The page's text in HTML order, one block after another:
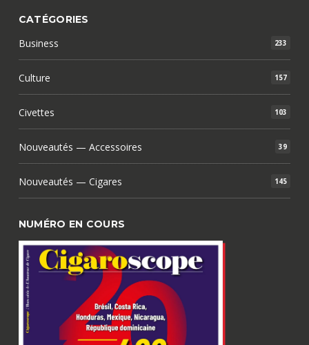
CATÉGORIES
Business 233
Culture 157
Civettes 103
Nouveautés — Accessoires 39
Nouveautés — Cigares 145
NUMÉRO EN COURS